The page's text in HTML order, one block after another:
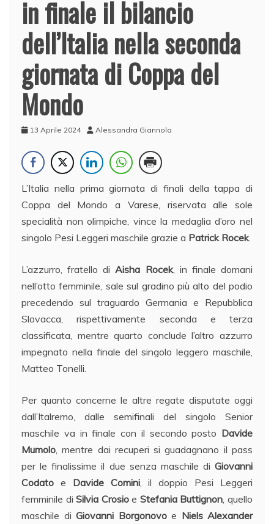
in finale il bilancio
dell’Italia nella seconda
giornata di Coppa del
Mondo
13 Aprile 2024 Alessandra Giannola
L’Italia nella prima giornata di finali della tappa di
Coppa del Mondo a Varese, riservata alle sole
specialità non olimpiche, vince la medaglia d’oro nel
singolo Pesi Leggeri maschile grazie a Patrick Rocek.
L’azzurro, fratello diAisha Rocek, in finale domani
nell’otto femminile, sale sul gradino più alto del podio
precedendo sul traguardo Germania e Repubblica
Slovacca, rispettivamente seconda e terza
classificata, mentre quarto conclude l’altro azzurro
impegnato nella finale del singolo leggero maschile,
Matteo Tonelli.
Per quanto concerne le altre regate disputate oggi
dall’Italremo, dalle semifinali del singolo Senior
maschile va in finale con il secondo posto Davide
Mumolo, mentre dai recuperi si guadagnano il pass
per le finalissime il due senza maschile di Giovanni
Codato e Davide Comini, il doppio Pesi Leggeri
femminile diSilvia Crosioe Stefania Buttignon, quello
maschile di Giovanni Borgonovoe Niels Alexander